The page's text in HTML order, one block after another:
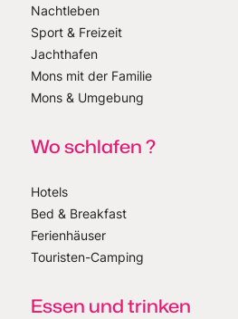
Nachtleben
Sport & Freizeit
Jachthafen
Mons mit der Familie
Mons & Umgebung
Wo schlafen ?
Hotels
Bed & Breakfast
Ferienhäuser
Touristen-Camping
Essen und trinken